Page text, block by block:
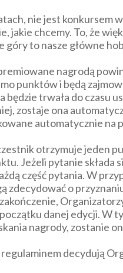
nie jest
jakie chcemy. To, że
to nasze główne
nagrodą
punktów i będą
trwała do czasu
zostaje ona
automatycznie na
otrzymuje jeden
Jeżeli pytanie składa
część pytania. W
zdecydować o
danej edycji. W
nagrody, zostanie
decydują